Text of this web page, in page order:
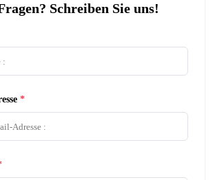
Schreiben Sie uns!